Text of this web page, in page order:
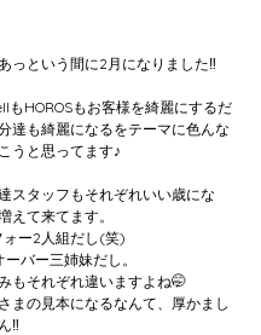
っという間に2月になりました‼️
もHOROSもお客様を綺麗にするだ
達も綺麗になるをテーマに色んな
うと思ってます♪
スタッフもそれぞれいい歳にな
えて来てます。
ー2人組だし(笑)
バー三姉妹だし。
もそれぞれ違いますよね🤭
まの見本になるなんて、厚かまし
‼️